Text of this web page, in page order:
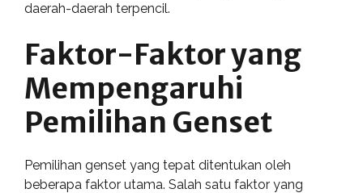
daerah-daerah terpencil.
Faktor-Faktor yang
Mempengaruhi
Pemilihan Genset
Pemilihan genset yang tepat ditentukan oleh
beberapa faktor utama. Salah satu faktor yang